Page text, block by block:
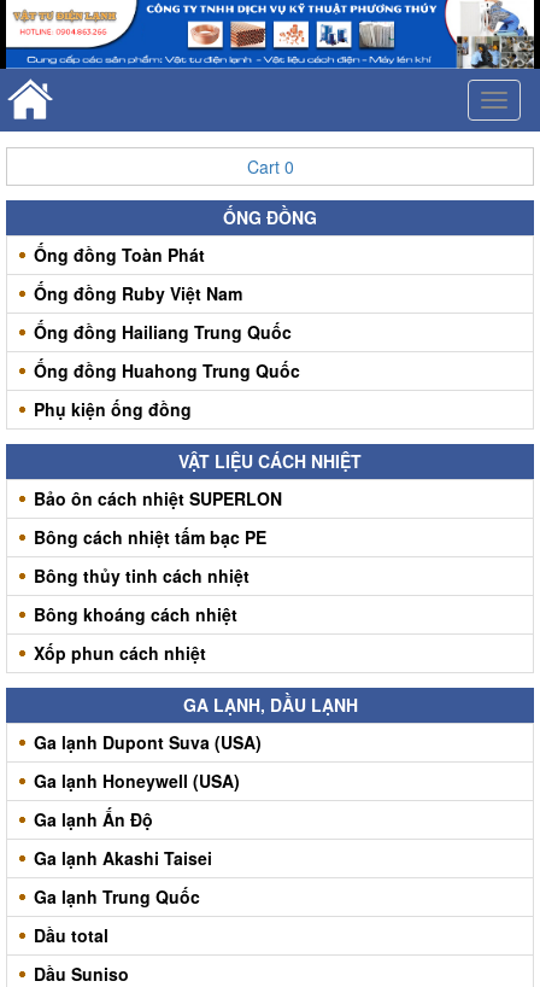
Cart 0
ỐNG ĐỒNG
Ống đồng Toàn Phát
Ống đồng Ruby Việt Nam
Ống đồng Hailiang Trung Quốc
Ống đồng Huahong Trung Quốc
Phụ kiện ống đồng
VẬT LIỆU CÁCH NHIỆT
Bảo ôn cách nhiệt SUPERLON
Bông cách nhiệt tấm bạc PE
Bông thủy tinh cách nhiệt
Bông khoáng cách nhiệt
Xốp phun cách nhiệt
GA LẠNH, DẦU LẠNH
Ga lạnh Dupont Suva (USA)
Ga lạnh Honeywell (USA)
Ga lạnh Ấn Độ
Ga lạnh Akashi Taisei
Ga lạnh Trung Quốc
Dầu total
Dầu Suniso